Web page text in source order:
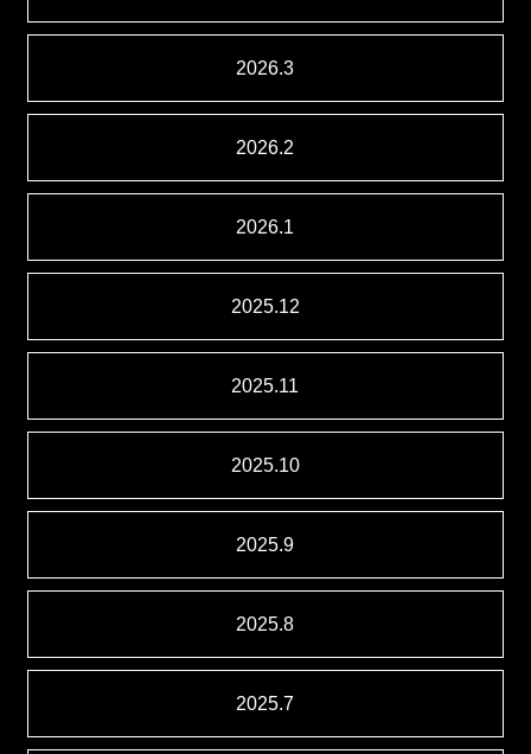
2026.3
2026.2
2026.1
2025.12
2025.11
2025.10
2025.9
2025.8
2025.7